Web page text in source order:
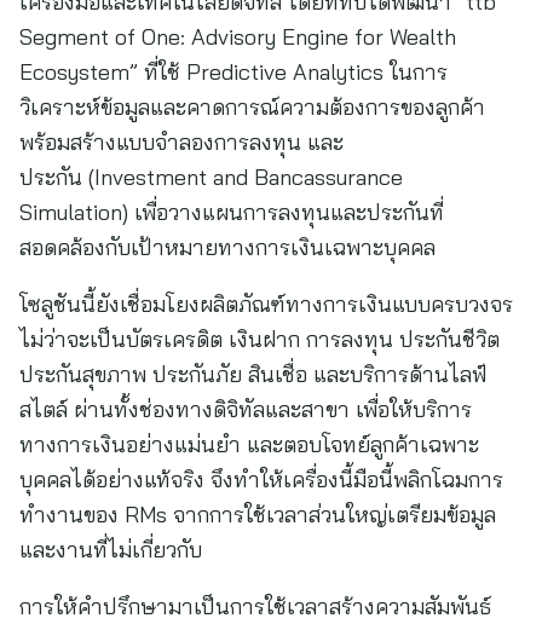
Segment of One: Advisory Engine for Wealth
Ecosystem” ที่ใช้ Predictive Analytics ในการ
วิเคราะห์ข้อมูลและคาดการณ์ความต้องการของลูกค้า
พร้อมสร้างแบบจำลองการลงทุน และ
ประกัน (Investment and Bancassurance
Simulation) เพื่อวางแผนการลงทุนและประกันที่
สอดคล้องกับเป้าหมายทางการเงินเฉพาะบุคคล
โซลูชันนี้ยังเชื่อมโยงผลิตภัณฑ์ทางการเงินแบบครบวงจร
ไม่ว่าจะเป็นบัตรเครดิต เงินฝาก การลงทุน ประกันชีวิต
ประกันสุขภาพ ประกันภัย สินเชื่อ และบริการด้านไลฟ์
สไตล์ ผ่านทั้งช่องทางดิจิทัลและสาขา เพื่อให้บริการ
ทางการเงินอย่างแม่นยำ และตอบโจทย์ลูกค้าเฉพาะ
บุคคลได้อย่างแท้จริง จึงทำให้เครื่องนี้มือนี้พลิกโฉมการ
ทำงานของ RMs จากการใช้เวลาส่วนใหญ่เตรียมข้อมูล
และงานที่ไม่เกี่ยวกับ
การให้คำปรึกษามาเป็นการใช้เวลาสร้างความสัมพันธ์